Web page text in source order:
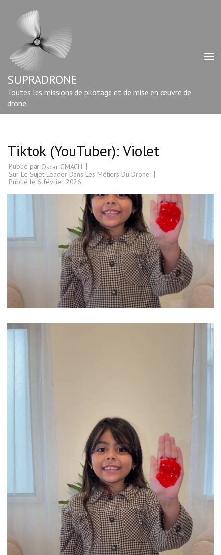
contenu
Entrée)
SUPRADRONE
Toutes les missions de pilotage et de mise en œuvre de
drone.
Tiktok (YouTuber): Violet
Publié par Oscar GMACH
Sur Le Sujet Leader Dans Les Métiers Du Drone:
Publié le 6 février 2026